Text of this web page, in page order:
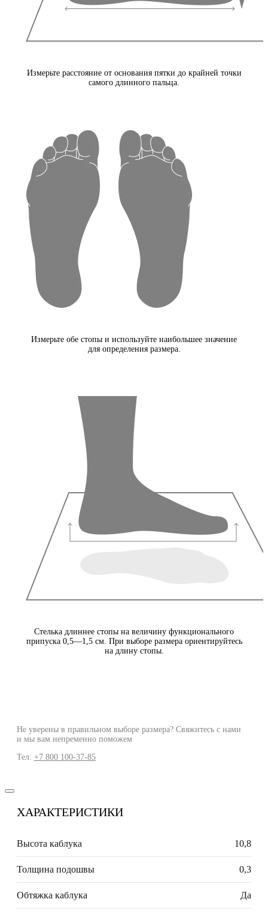
Измерьте расстояние от основания пятки до крайней точки
самого длинного пальца.
Измерьте обе стопы и используйте наибольшее значение
для определения размера.
Стелька длиннее стопы на величину функционального
припуска 0,5—1,5 см. При выборе размера ориентируйтесь
на длину стопы.
Не уверены в правильном выборе размера? Свяжитесь с нами
и мы вам непременно поможем
Тел: +7 800 100-37-85
ХАРАКТЕРИСТИКИ
Высота каблука 10,8
Толщина подошвы 0,3
Обтяжка каблука Да